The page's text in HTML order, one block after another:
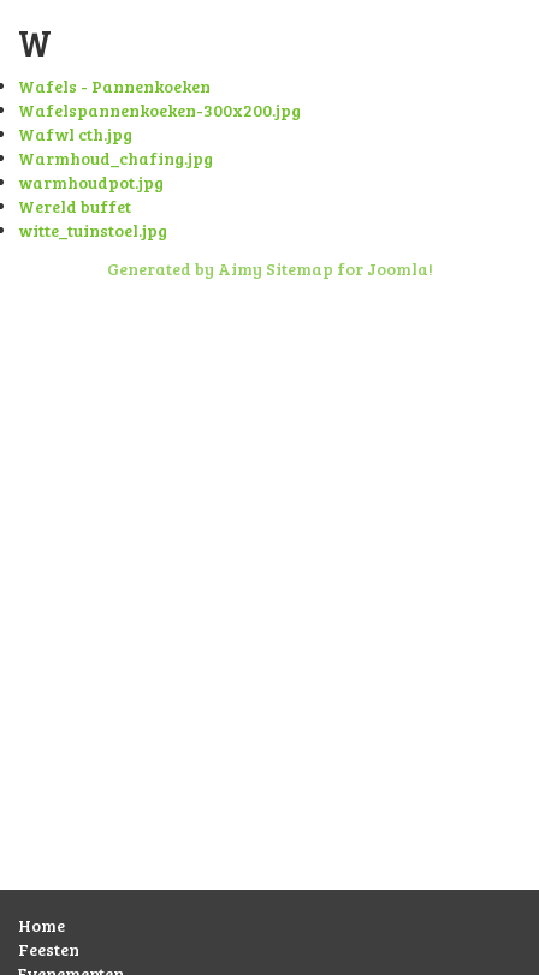
W
Wafels - Pannenkoeken
Wafelspannenkoeken-300x200.jpg
Wafwl cth.jpg
Warmhoud_chafing.jpg
warmhoudpot.jpg
Wereld buffet
witte_tuinstoel.jpg
Generated by Aimy Sitemap for Joomla!
Home
Feesten